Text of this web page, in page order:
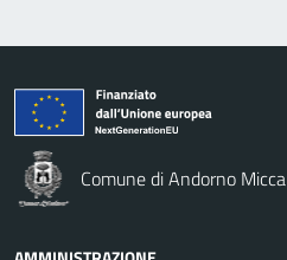
Comune di Andorno Micca